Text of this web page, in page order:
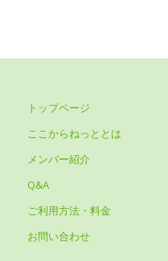
トップページ
ここからねっととは
メンバー紹介
Q&A
ご利用方法・料金
お問い合わせ